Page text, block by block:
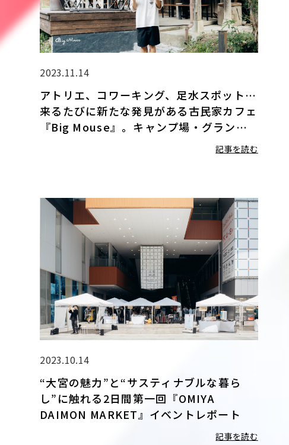
2023.11.14
アトリエ、コワーキング、足水スポット…
来るたびに新たな発見がある古民家カフェ
『Big Mouse』。キャンプ場・グランピ
記事を読む
2023.10.14
“大宮の魅力”と“サスティナブルな暮ら
し”に触れる2日間第一回『OMIYA
DAIMON MARKET』イベントレポート
記事を読む